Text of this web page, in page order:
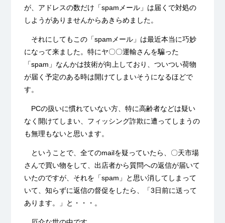
が、アドレスの数だけ「spamメール」は届くで対処の
しようがありませんからあきらめました。
それにしてもこの「spamメール」は最近本当に巧妙
になって来ました。特にヤ〇〇運輸さんを騙った
「spam」なんかは技術が向上しており、ついつい荷物
が届く予定のある時は開けてしまいそうになるほどで
す。
PCの扱いに慣れていない方、特に高齢者などは疑い
なく開けてしまい、フィッシング詐欺に遭ってしまうの
も無理もないと思います。
ということで、全てのmailを疑っていたら、〇天市場
さんで買い物をして、出店者から質問への返信が届いて
いたのですが、それを「spam」と思い消してしまって
いて、知らずに返信の督促をしたら、「3日前に送って
あります。」と・・・。